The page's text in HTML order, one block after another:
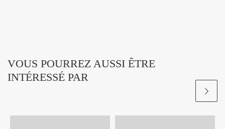
VOUS POURREZ AUSSI ÊTRE
INTÉRESSÉ PAR